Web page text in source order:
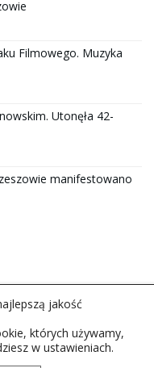
Filmowego. Muzyka
Utonęła 42-
manifestowano
S.A. w likwidacj.
jakość
których używamy,
w ustawieniach.